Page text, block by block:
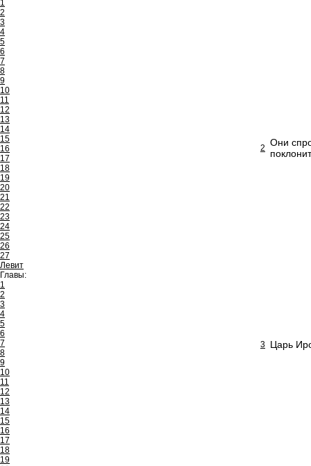
1
2
3
4
5
6
7
8
9
10
11
12
13
14
15
16
17
18
19
20
21
22
23
24
25
26
27
Левит
Главы:
1
2
3
4
5
6
7
8
9
10
11
12
13
14
15
16
17
18
19
2 Они
3 Царь